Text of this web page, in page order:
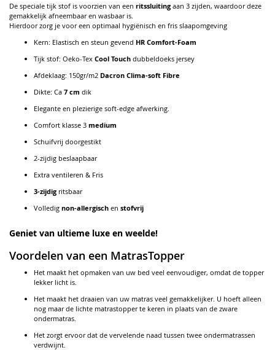
De speciale tijk stof is voorzien van een ritssluiting aan 3 zijden, waardoor deze
gemakkelijk afneembaar en wasbaar is.
Hierdoor zorg je voor een optimaal hygiënisch en fris slaapomgeving
Kern: Elastisch en steun gevend HR Comfort-Foam
Tijk stof: Oeko-Tex Cool Touch dubbeldoeks jersey
Afdeklaag: 150gr/m2 Dacron Clima-soft Fibre
Dikte: Ca 7 cm dik
Elegante en plezierige soft-edge afwerking.
Comfort klasse 3 medium
Schuifvrij doorgestikt
2-zijdig beslaapbaar
Extra ventileren & Fris
3-zijdig ritsbaar
Volledig non-allergisch en stofvrij
Geniet van ultieme luxe en weelde!
Voordelen van een MatrasTopper
Het maakt het opmaken van uw bed veel eenvoudiger, omdat de topper
lekker licht is.
Het maakt het draaien van uw matras veel gemakkelijker. U hoeft alleen
nog maar de lichte matrastopper te keren in plaats van de zware
ondermatras.
Het zorgt ervoor dat de vervelende naad tussen twee ondermatrassen
verdwijnt.